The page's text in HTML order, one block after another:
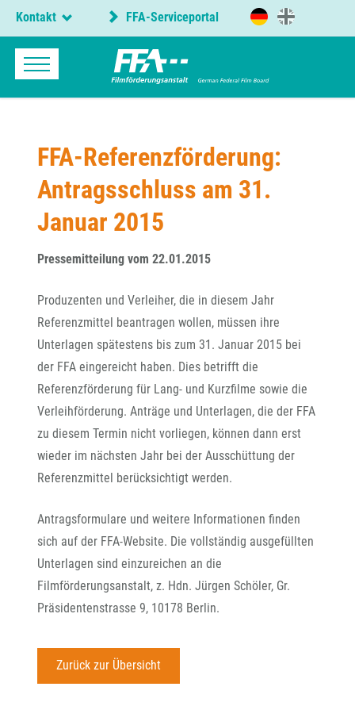
Kontakt FFA-Serviceportal
FFA-Referenzförderung:
Antragsschluss am 31.
Januar 2015
Pressemitteilung vom 22.01.2015
Produzenten und Verleiher, die in diesem Jahr
Referenzmittel beantragen wollen, müssen ihre
Unterlagen spätestens bis zum 31. Januar 2015 bei
der FFA eingereicht haben. Dies betrifft die
Referenzförderung für Lang- und Kurzfilme sowie die
Verleihförderung. Anträge und Unterlagen, die der FFA
zu diesem Termin nicht vorliegen, können dann erst
wieder im nächsten Jahr bei der Ausschüttung der
Referenzmittel berücksichtigt werden.
Antragsformulare und weitere Informationen finden
sich auf der FFA-Website. Die vollständig ausgefüllten
Unterlagen sind einzureichen an die
Filmförderungsanstalt, z. Hdn. Jürgen Schöler, Gr.
Präsidentenstrasse 9, 10178 Berlin.
Zurück zur Übersicht